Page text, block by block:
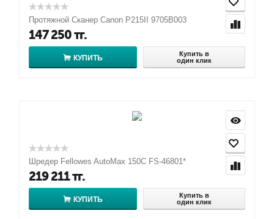
Протяжной Сканер Canon P215II 9705B003
147 250тг.
КУПИТЬ
Купить в
один клик
Шредер Fellowes AutoMax 150C FS-46801*
219 211тг.
КУПИТЬ
Купить в
один клик